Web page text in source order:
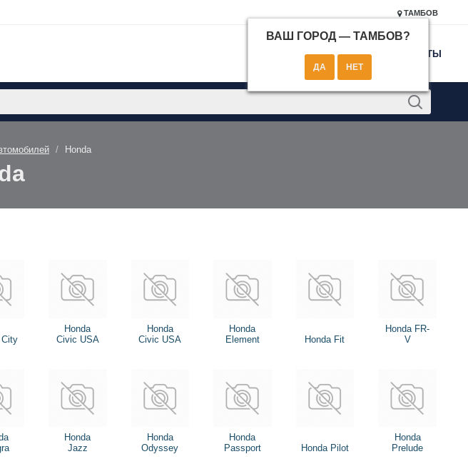
ТАМБОВ
ВАШ ГОРОД — ТАМБОВ?
КОНТАКТЫ
Honda
City
Honda
Civic USA
Honda
Civic USA
Honda
Element
Honda Fit
Honda FR-
V
Honda
Jazz
Honda
Odyssey
Honda
Passport
Honda Pilot
Honda
Prelude